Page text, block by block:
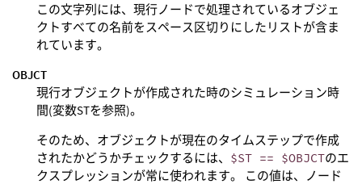
この文字列には、現行ノードで処理されているオブジェ
クトすべての名前をスペース区切りにしたリストが含ま
れています。
OBJCT
現行オブジェクトが作成された時のシミュレーション時
間(変数STを参照)。
そのため、オブジェクトが現在のタイムステップで作成
されたかどうかチェックするには、 $ST == $OBJCTのエ
クスプレッションが常に使われます。 この値は、ノード